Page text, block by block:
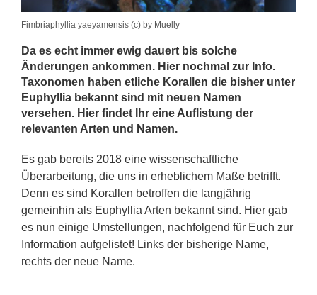
Fimbriaphyllia yaeyamensis (c) by Muelly
Da es echt immer ewig dauert bis solche
Änderungen ankommen. Hier nochmal zur Info.
Taxonomen haben etliche Korallen die bisher unter
Euphyllia bekannt sind mit neuen Namen
versehen. Hier findet Ihr eine Auflistung der
relevanten Arten und Namen.
Es gab bereits 2018 eine wissenschaftliche
Überarbeitung, die uns in erheblichem Maße betrifft.
Denn es sind Korallen betroffen die langjährig
gemeinhin als Euphyllia Arten bekannt sind. Hier gab
es nun einige Umstellungen, nachfolgend für Euch zur
Information aufgelistet! Links der bisherige Name,
rechts der neue Name.